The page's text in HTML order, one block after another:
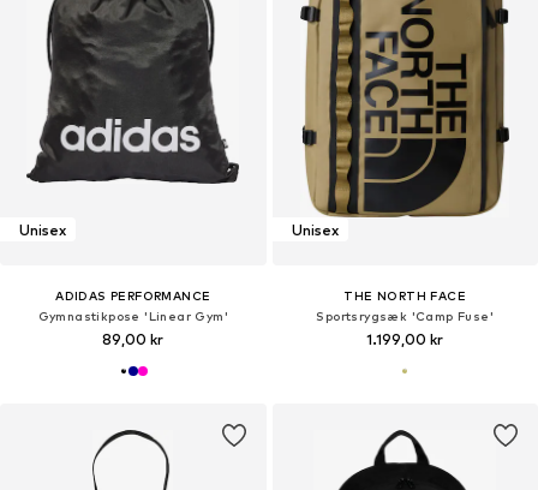
Unisex
ADIDAS PERFORMANCE
Gymnastikpose 'Linear Gym'
89,00 kr
Unisex
THE NORTH FACE
Sportsrygsæk 'Camp Fuse'
1.199,00 kr